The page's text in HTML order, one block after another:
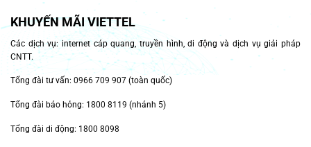
KHUYẾN MÃI VIETTEL
Các dịch vụ: internet cáp quang, truyền hình, di động và dịch vụ giải pháp
CNTT.
Tổng đài tư vấn: 0966 709 907 (toàn quốc)
Tổng đài báo hỏng: 1800 8119 (nhánh 5)
Tổng đài di động: 1800 8098